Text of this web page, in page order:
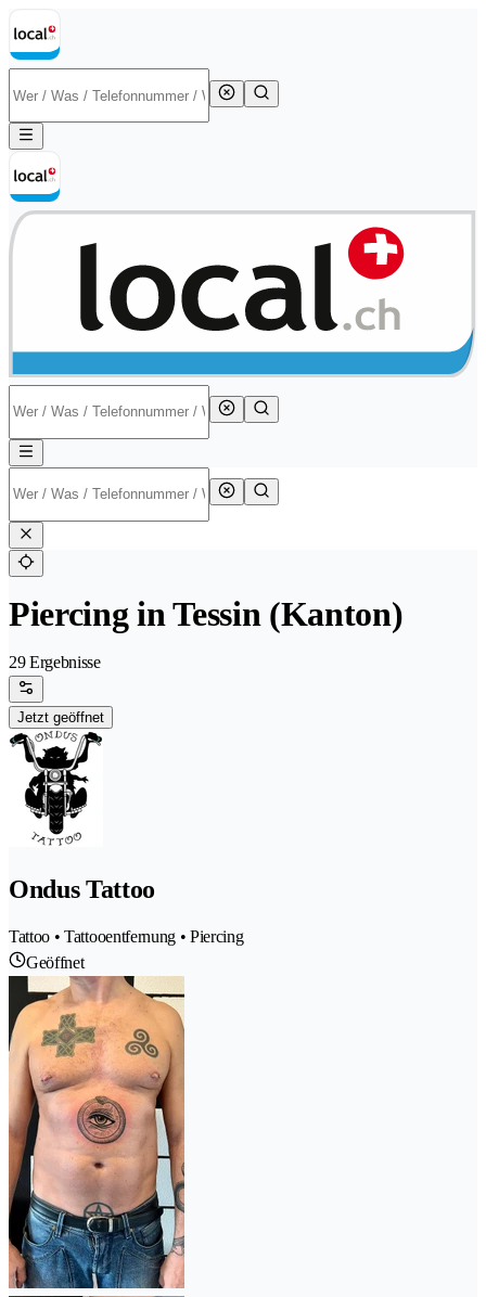
Piercing in Tessin (Kanton)
29 Ergebnisse
Jetzt geöffnet
Ondus Tattoo
Tattoo • Tattooentfernung • Piercing
Geöffnet